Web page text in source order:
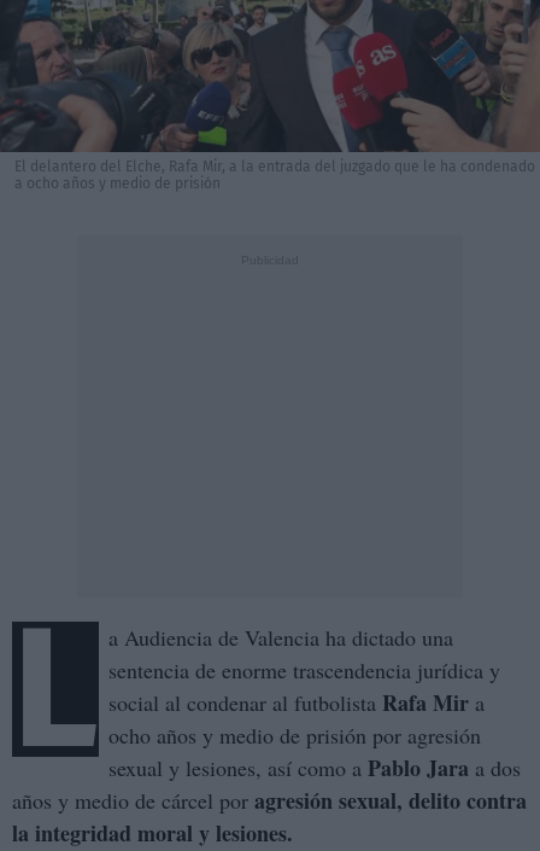
El delantero del Elche, Rafa Mir, a la entrada del juzgado que le ha condenado
a ocho años y medio de prisión
L a Audiencia de Valencia ha dictado una
sentencia de enorme trascendencia jurídica y
social al condenar al futbolista Rafa Mir a
ocho años y medio de prisión por agresión
sexual y lesiones, así como a Pablo Jara a dos
años y medio de cárcel por agresión sexual, delito contra
la integridad moral y lesiones.